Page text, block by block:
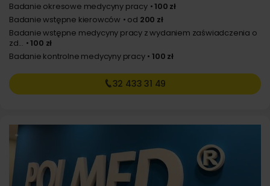
Badanie okresowe medycyny pracy
100 zł
Badanie wstępne kierowców
od 200 zł
Badanie wstępne medycyny pracy z wydaniem zaświadczenia o
zd...
100 zł
Badanie kontrolne medycyny pracy
100 zł
32 433 31 49